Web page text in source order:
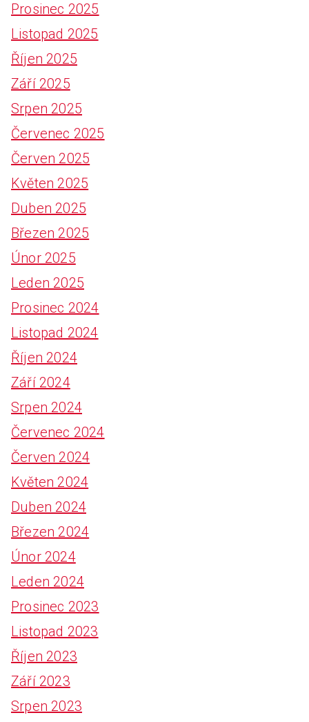
Prosinec 2025
Listopad 2025
Říjen 2025
Září 2025
Srpen 2025
Červenec 2025
Červen 2025
Květen 2025
Duben 2025
Březen 2025
Únor 2025
Leden 2025
Prosinec 2024
Listopad 2024
Říjen 2024
Září 2024
Srpen 2024
Červenec 2024
Červen 2024
Květen 2024
Duben 2024
Březen 2024
Únor 2024
Leden 2024
Prosinec 2023
Listopad 2023
Říjen 2023
Září 2023
Srpen 2023